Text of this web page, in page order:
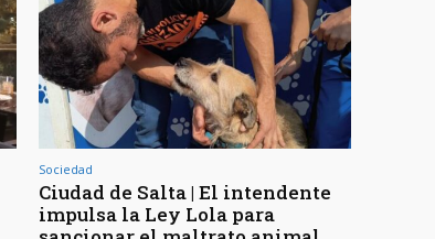
Sociedad
Ciudad de Salta | El intendente
impulsa la Ley Lola para